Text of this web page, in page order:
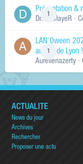
Présentation &
Dr.KinSlayeR ·
LAN'Oween
au sud de Lyon !
Aurelienazerty ·
ACTUALITÉ
News du jour
Archives
Rechercher
Proposer une actu